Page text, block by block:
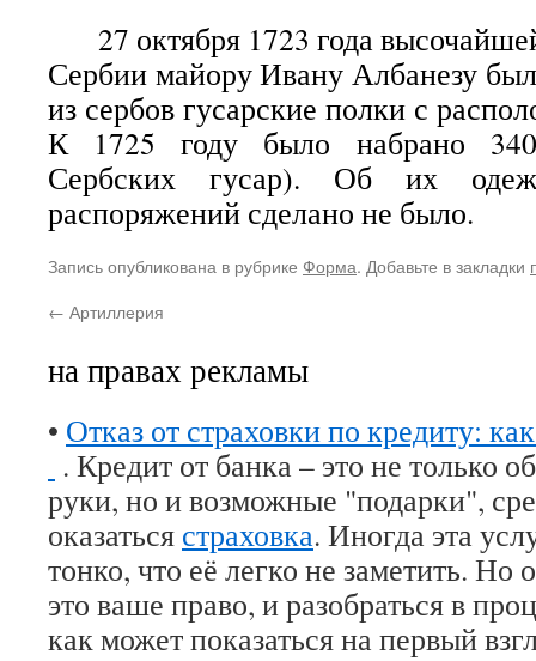
27 октября 1723 года
Сербии майору Ивану Албанезу
из сербов гусарские полки с
К 1725 году было набрано
Сербских гусар). Об их
распоряжений сделано не было.
Запись опубликована в рубрике Форма. Добавьте в закладки
← Артиллерия
на правах рекламы
• Отказ от страховки по кредиту:
. Кредит от банка – это не только
руки, но и возможные "подарки",
оказаться страховка. Иногда эта
тонко, что её легко не заметить. Но
это ваше право, и разобраться в
как может показаться на первый